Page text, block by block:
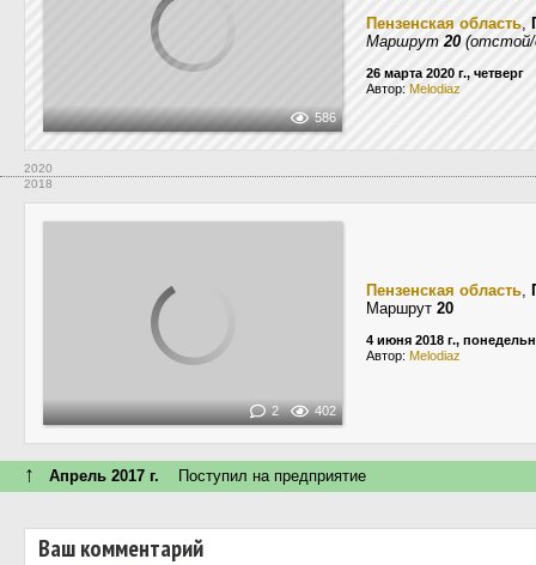
586
Пензенская область,
Маршрут20 (отстой/
26 марта 2020 г., четверг
Автор: Melodiaz
2020
2018
2 402
Пензенская область,
Маршрут 20
4 июня 2018 г.,
Автор: Melodiaz
↑ Апрель 2017 г. Поступил на предприятие
Ваш комментарий